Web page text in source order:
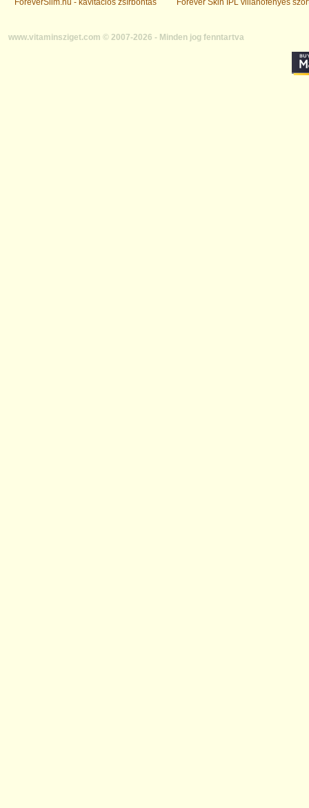
ForeverSlim.hu - kavitációs zsírbontás Forever Skin IPL villanófényes
www.vitaminsziget.com © 2007-2026 - Minden jog fenntartva